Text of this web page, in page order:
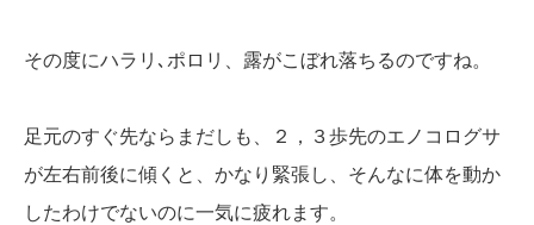
その度にハラリ､ポロリ、露がこぼれ落ちるのですね。
足元のすぐ先ならまだしも、２，３歩先のエノコログサ
が左右前後に傾くと、かなり緊張し、そんなに体を動か
したわけでないのに一気に疲れます。